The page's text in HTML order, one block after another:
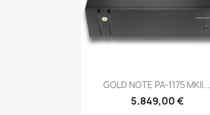
Anteprima
GOLD NOTE PA-1175 MKII...
5.849,00 €